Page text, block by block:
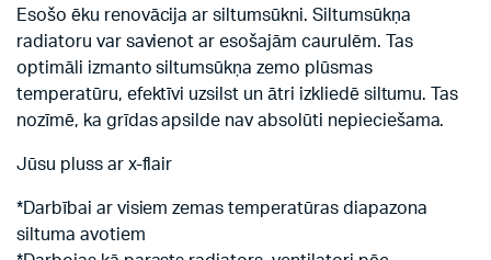
Esošo ēku renovācija ar siltumsūkni. Siltumsūkņa
radiatoru var savienot ar esošajām caurulēm. Tas
optimāli izmanto siltumsūkņa zemo plūsmas
temperatūru, efektīvi uzsilst un ātri izkliedē siltumu. Tas
nozīmē, ka grīdas apsilde nav absolūti nepieciešama.
Jūsu pluss ar x-flair
*Darbībai ar visiem zemas temperatūras diapazona
siltuma avotiem